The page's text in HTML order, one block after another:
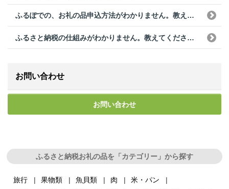
ふるぽでの、お礼の品申込方法がわかりません。教えて下さい。
ふるさと納税の仕組みがわかりません。教えてください。
お問い合わせ
お問い合わせ
ふるさと納税お礼の品を「カテゴリー」から探す
旅行 果物類 魚貝類 肉
米・パン